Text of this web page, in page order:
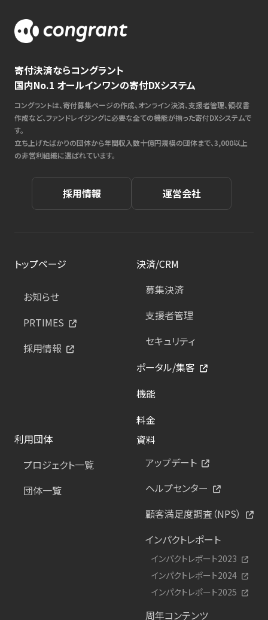
寄付決済ならコングラント
国内No.1 オールインワンの寄付DXシステム
コングラントは、寄付募集ページの作成、オンライン決済、支援者管理、領収書
作成など、ファンドレイジングに必要な全ての機能が揃った寄付DXシステムで
す。
立ち上げたばかりの団体から年間収入数十億円規模の団体まで、3,000以上
の非営利組織に選ばれています。
採用情報 運営会社
トップページ
お知らせ
PRTIMES
採用情報
決済/CRM
募集決済
支援者管理
セキュリティ
ポータル/集客
機能
料金
利用団体
プロジェクト一覧
団体一覧
資料
アップデート
ヘルプセンター
顧客満足度調査（NPS）
インパクトレポート
インパクトレポート2023
インパクトレポート2024
インパクトレポート2025
周年コンテンツ